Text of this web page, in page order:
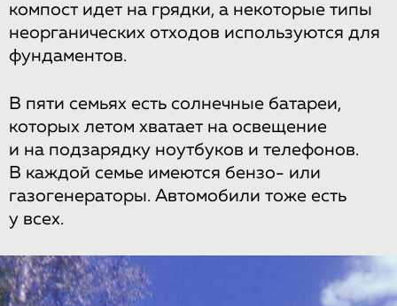
компост идет на грядки, а некоторые типы
неорганических отходов используются для
фундаментов.
В пяти семьях есть солнечные батареи,
которых летом хватает на освещение
и на подзарядку ноутбуков и телефонов.
В каждой семье имеются бензо- или
газогенераторы. Автомобили тоже есть
у всех.